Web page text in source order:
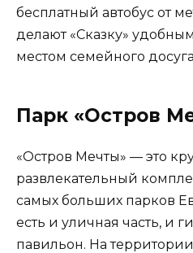
бесплатный автобус от
делают «Сказку»
местом семейного
Парк «Остров
«Остров Мечты» — это
развлекательный
самых больших парков
есть и уличная часть, и
павильон. На